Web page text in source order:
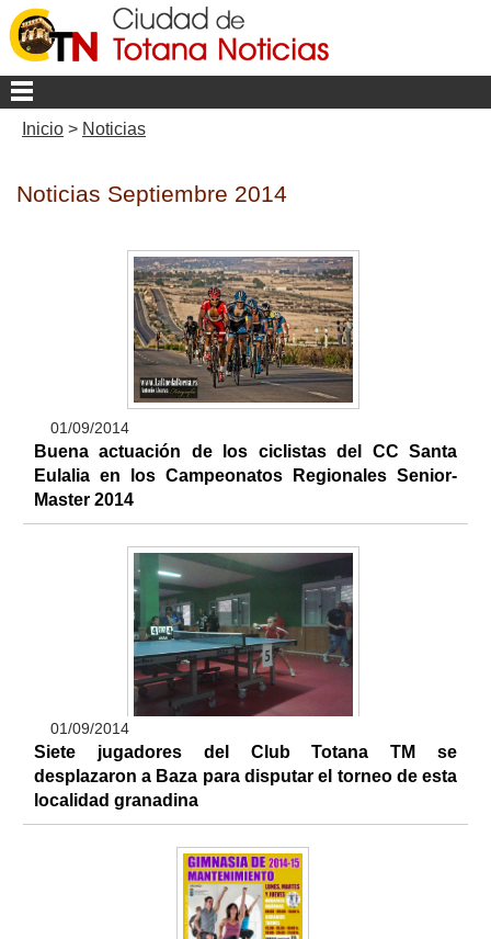
Inicio > Noticias
Noticias Septiembre 2014
01/09/2014
Buena actuación de los ciclistas del CC Santa
Eulalia en los Campeonatos Regionales Senior-
Master 2014
01/09/2014
Siete jugadores del Club Totana TM se
desplazaron a Baza para disputar el torneo de esta
localidad granadina